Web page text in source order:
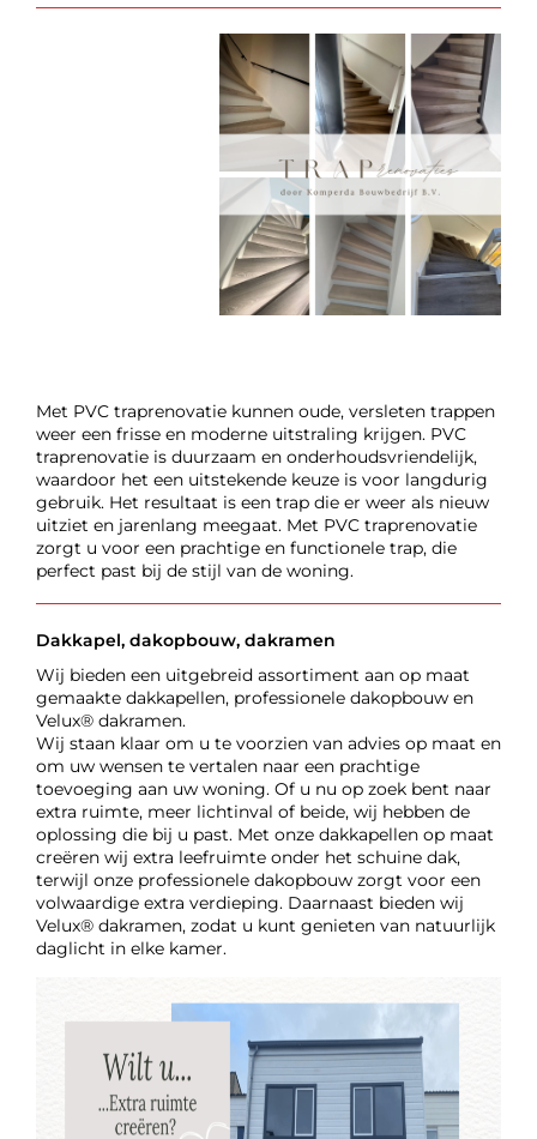
Met PVC traprenovatie kunnen oude, versleten trappen
weer een frisse en moderne uitstraling krijgen. PVC
traprenovatie is duurzaam en onderhoudsvriendelijk,
waardoor het een uitstekende keuze is voor langdurig
gebruik. Het resultaat is een trap die er weer als nieuw
uitziet en jarenlang meegaat. Met PVC traprenovatie
zorgt u voor een prachtige en functionele trap, die
perfect past bij de stijl van de woning.
Dakkapel, dakopbouw, dakramen
Wij bieden een uitgebreid assortiment aan op maat
gemaakte dakkapellen, professionele dakopbouw en
Velux® dakramen.
Wij staan klaar om u te voorzien van advies op maat en
om uw wensen te vertalen naar een prachtige
toevoeging aan uw woning. Of u nu op zoek bent naar
extra ruimte, meer lichtinval of beide, wij hebben de
oplossing die bij u past. Met onze dakkapellen op maat
creëren wij extra leefruimte onder het schuine dak,
terwijl onze professionele dakopbouw zorgt voor een
volwaardige extra verdieping. Daarnaast bieden wij
Velux® dakramen, zodat u kunt genieten van natuurlijk
daglicht in elke kamer.